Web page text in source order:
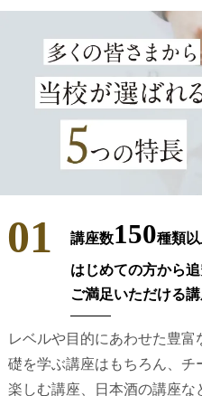
01 講座数150種類以
はじめての方から追
ご満足いただける講
レベルや目的にあわせた豊
礎を学ぶ講座はもちろん、
楽しむ講座、日本酒の講座な